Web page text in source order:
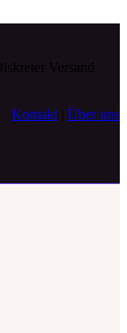
Kontakt
Über uns